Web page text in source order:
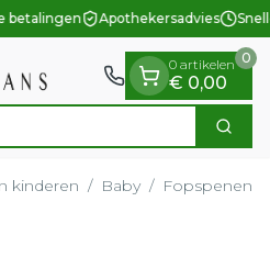
betalingen Apothekersadvies
Zoek
0 artikelen
€ 0,00
0
kinderen / Baby / Fopspenen